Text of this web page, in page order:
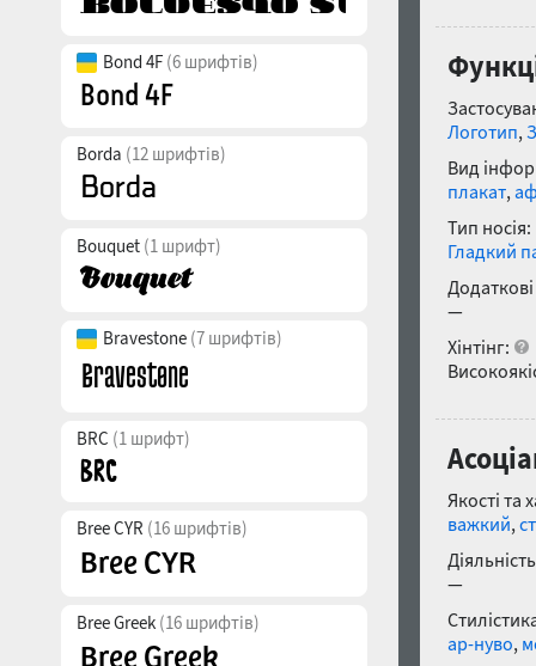
Bond 4F (6 шрифтів)
Borda (12 шрифтів)
Bouquet (1 шрифт)
Bravestone (7 шрифтів)
BRC (1 шрифт)
Bree CYR (16 шрифтів)
Bree Greek (16 шрифтів)
Логотип,
Вид
плакат,
Тип носія:
Гладкий
—
Хінтінг:
Якості та
важкий,
—
ар-нуво,